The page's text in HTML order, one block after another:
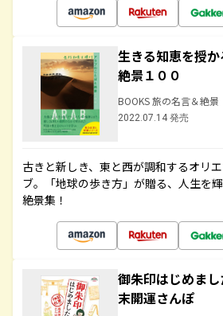
生きる知恵を授
絶景１００
BOOKS 旅の名言＆絶景
2022.07.14 発売
古きと新しき、東と西が調和するオリ
ブ。「地球の歩き方」が贈る、人生を
絶景集！
御朱印はじめま
末開運さんぽ